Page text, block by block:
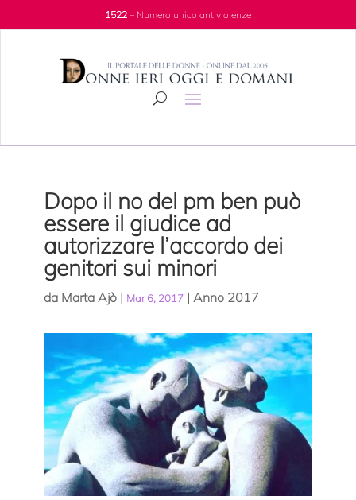
1522– Numero unico antiviolenze
Dopo il no del pm ben può
essere il giudice ad
autorizzare l’accordo dei
genitori sui minori
da Marta Ajò| Mar 6, 2017| Anno 2017